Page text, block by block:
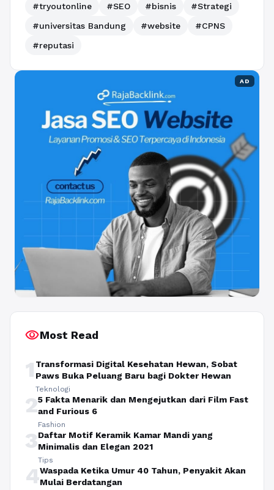
#tryoutonline
#SEO #bisnis
#Strategi
#universitas Bandung
#website
#CPNS
#reputasi
AD
visibilityMost Read
1 Transformasi Digital Kesehatan Hewan, Sobat
Paws Buka Peluang Baru bagi Dokter Hewan
Teknologi
25 Fakta Menarik dan Mengejutkan dari Film Fast
and Furious 6
Fashion
3Daftar Motif Keramik Kamar Mandi yang
Minimalis dan Elegan 2021
Tips
4Waspada Ketika Umur 40 Tahun, Penyakit Akan
Mulai Berdatangan